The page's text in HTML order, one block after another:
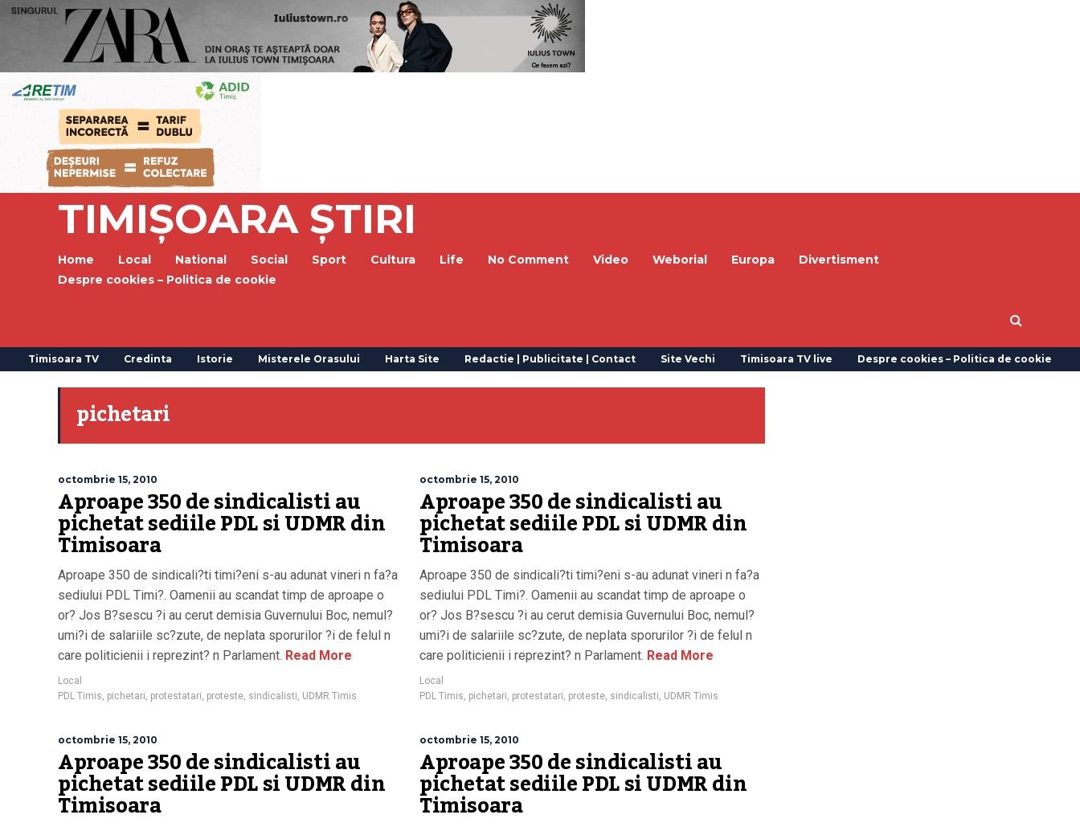
TIMIȘOARA ȘTIRI
Home Local National Social Sport Cultura Life No Comment Video Weborial Europa
Divertisment
Despre cookies – Politica de cookie
Timisoara TV Credinta Istorie Misterele Orasului Harta Site Redactie | Publicitate | Contact Site Vechi Timisoara TV live Despre cookies – Politica de cookie
pichetari
octombrie 15, 2010
Aproape 350 de sindicalisti au
pichetat sediile PDL si UDMR din
Timisoara
Aproape 350 de sindicali?ti timi?eni s-au adunat vineri n fa?a
sediului PDL Timi?. Oamenii au scandat timp de aproape o
or? Jos B?sescu ?i au cerut demisia Guvernului Boc, nemul?
umi?i de salariile sc?zute, de neplata sporurilor ?i de felul n
care politicienii i reprezint? n Parlament. Read More
Local
PDL Timis, pichetari, protestatari, proteste, sindicalisti, UDMR Timis
octombrie 15, 2010
Aproape 350 de sindicalisti au
pichetat sediile PDL si UDMR din
Timisoara
Aproape 350 de sindicali?ti timi?eni s-au adunat vineri n fa?a
sediului PDL Timi?. Oamenii au scandat timp de aproape o
or? Jos B?sescu ?i au cerut demisia Guvernului Boc, nemul?
umi?i de salariile sc?zute, de neplata sporurilor ?i de felul n
care politicienii i reprezint? n Parlament. Read More
Local
PDL Timis, pichetari, protestatari, proteste, sindicalisti, UDMR Timis
octombrie 15, 2010
Aproape 350 de sindicalisti au
pichetat sediile PDL si UDMR din
Timisoara
octombrie 15, 2010
Aproape 350 de sindicalisti au
pichetat sediile PDL si UDMR din
Timisoara